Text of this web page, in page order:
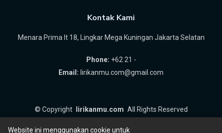
Kontak Kami
Menara Prima lt 18, Lingkar Mega Kuningan Jakarta Selatan
Phone: +62 21 -
Email: lirikanmu.com@gmail.com
© Copyright lirikanmu.com All Rights Reserved
Website ini menggunakan cookie untuk